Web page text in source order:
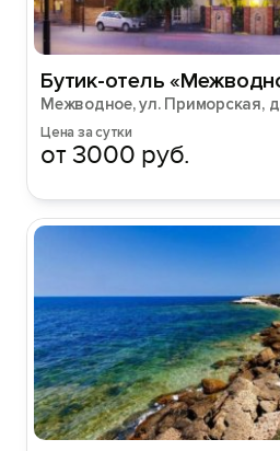
Бутик-отель
Межводное, ул. Приморская,
Цена за сутки
от 3000 руб.